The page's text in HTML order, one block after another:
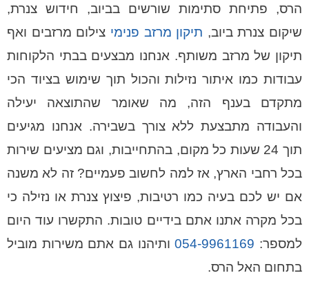
הרס, פתיחת סתימות שורשים בביוב, חידוש צנרת,
שיקום צנרת ביוב, תיקון מרזב פנימי צילום מרזבים ואף
תיקון של מרזב משותף. אנחנו מבצעים בבתי הלקוחות
עבודות כמו איתור נזילות והכול תוך שימוש בציוד הכי
מתקדם בענף הזה, מה שאומר שהתוצאה יעילה
והעבודה מתבצעת ללא צורך בשבירה. אנחנו מגיעים
תוך 24 שעות כל מקום, בהתחייבות, וגם מציעים שירות
בכל רחבי הארץ, אז למה לחשוב פעמיים? זה לא משנה
אם יש לכם בעיה כמו רטיבות, פיצוץ צנרת או נזילה כי
בכל מקרה אתנו אתם בידיים טובות. התקשרו עוד היום
למספר: 054-9961169ותיהנו גם אתם משירות מוביל
בתחום האל הרס.